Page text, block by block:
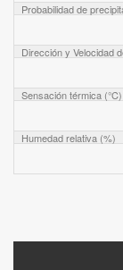
Probabilidad de
Dirección y Velocidad
Sensación térmica (°C)
Humedad relativa (%)